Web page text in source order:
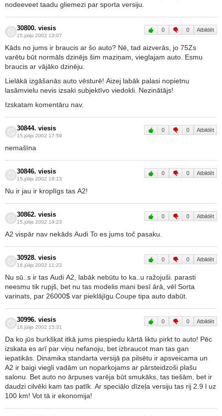
nodeeveet taadu gliemezi par sporta versiju.
30800. viesis
15.jūlijs 2002 13:07
0 0 Atbildēt
Kāds no jums ir braucis ar šo auto? Nē, tad aizverās, jo 75Zs
varētu būt normāls dzinējs šim maziņam, vieglajam auto. Esmu
braucis ar vājāko dzinēju.
Lielākā izgāšanās auto vēsturē! Aizej labāk palasi nopietnu
lasāmvielu nevis izsaki subjektīvo viedokli. Nezinātājs!
Izskatam komentāru nav.
30844. viesis
15.jūlijs 2002 17:59
0 0 Atbildēt
nemašīna
30846. viesis
15.jūlijs 2002 18:13
0 0 Atbildēt
Nu ir jau ir kroplīgs tas A2!
30862. viesis
15.jūlijs 2002 19:23
0 0 Atbildēt
A2 vispār nav nekāds Audi To es jums toč pasaku.
30928. viesis
16.jūlijs 2002 11:23
0 0 Atbildēt
Nu sū..s ir tas Audi A2, labāk nebūtu to ka..u ražojuši. parasti
neesmu tik rupjš, bet nu tas modelis mani besī ārā, vēl Sorta
varinats, par 26000$ var pieklājīgu Coupe tipa auto dabūt.
30996. viesis
16.jūlijs 2002 15:31
0 0 Atbildēt
Da ko jūs burkšķat itkā jums piespiedu kārtā liktu pirkt to auto! Pēc
izskata es arī par viņu nefanoju, bet izbraucot man tas gan
iepatikās. Dinamika standarta versijā pa pilsētu ir apsveicama un
A2 ir baigi viegli vadām un noparkojams ar pārsteidzoši plašu
salonu. Bet auto no ārpuses varēja būt smukāks, tas tiešām, bet ir
daudzi cilvēki kam tas patīk. Ar speciālo dīzeļa versiju tas rij 2.9 l uz
100 km! Vot tā ir ekonomija!